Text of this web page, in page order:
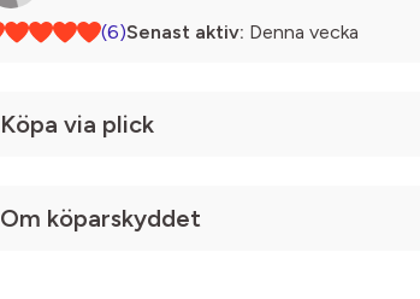
(6)Senast aktiv: Denna vecka
Köpa via plick
Om köparskyddet